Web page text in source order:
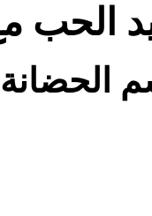
الحب
الحضانة